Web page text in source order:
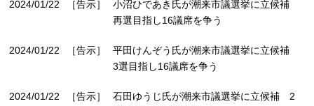
2024/01/22 ［告示］
小沼ひであき氏が潮来市議選挙に立候補
再選目指し16議席を争う
2024/01/22 ［告示］
平田けんぞう氏が潮来市議選挙に立候補
3選目指し16議席を争う
2024/01/22 ［告示］
石田ゆうじ氏が潮来市議選挙に立候補 2